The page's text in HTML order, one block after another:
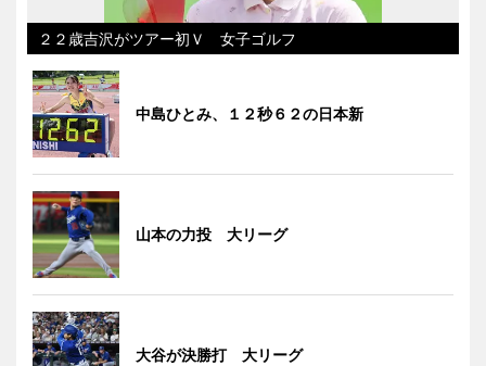
２２歳吉沢がツアー初Ｖ 女子ゴルフ
中島ひとみ、１２秒６２の日本新
山本の力投 大リーグ
大谷が決勝打 大リーグ